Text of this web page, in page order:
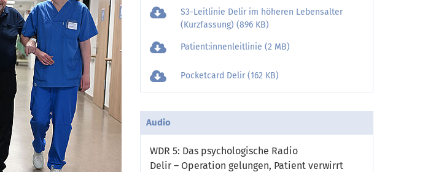
S3-Leitlinie Delir im höheren Lebensalter
(Kurzfassung) (896 KB)
Patient:innenleitlinie (2 MB)
Pocketcard Delir (162 KB)
Audio
WDR 5: Das psychologische Radio
Delir – Operation gelungen, Patient verwirrt